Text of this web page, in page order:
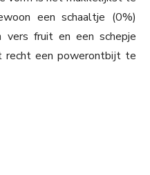
een schaaltje (0%)
fruit en een schepje
recht een powerontbijt te